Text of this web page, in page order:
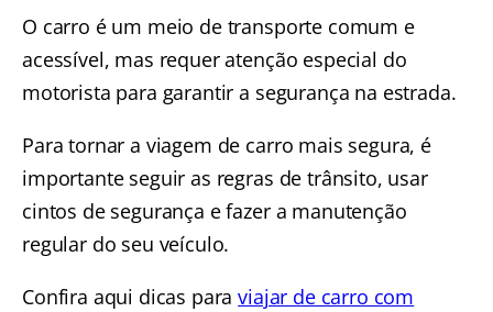
O carro é um meio de transporte comum e
acessível, mas requer atenção especial do
motorista para garantir a segurança na estrada.
Para tornar a viagem de carro mais segura, é
importante seguir as regras de trânsito, usar
cintos de segurança e fazer a manutenção
regular do seu veículo.
Confira aqui dicas paraviajar de carro com